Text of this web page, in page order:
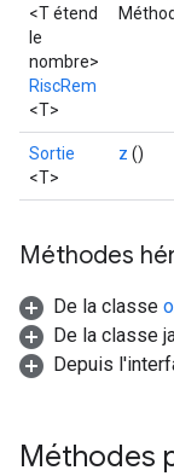
<T étend
le
nombre>
RiscRem
<T>
Sortie
<T>
z ()
Méthodes
De la classe
De la classe
Depuis
Méthodes